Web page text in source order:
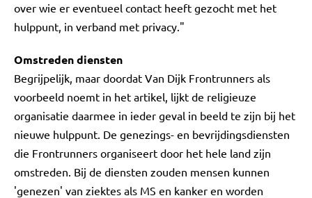
over wie er eventueel contact heeft gezocht met het
hulppunt, in verband met privacy."
Omstreden diensten
Begrijpelijk, maar doordat Van Dijk Frontrunners als
voorbeeld noemt in het artikel, lijkt de religieuze
organisatie daarmee in ieder geval in beeld te zijn bij het
nieuwe hulppunt. De genezings- en bevrijdingsdiensten
die Frontrunners organiseert door het hele land zijn
omstreden. Bij de diensten zouden mensen kunnen
'genezen' van ziektes als MS en kanker en worden